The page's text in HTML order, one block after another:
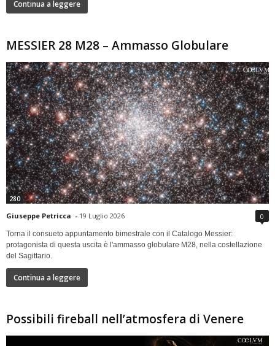
Continua a leggere
MESSIER 28 M28 – Ammasso Globulare
280
Giuseppe Petricca - 19 Luglio 2026 0
Torna il consueto appuntamento bimestrale con il Catalogo Messier:
protagonista di questa uscita è l'ammasso globulare M28, nella costellazione
del Sagittario.
Continua a leggere
Possibili fireball nell’atmosfera di Venere